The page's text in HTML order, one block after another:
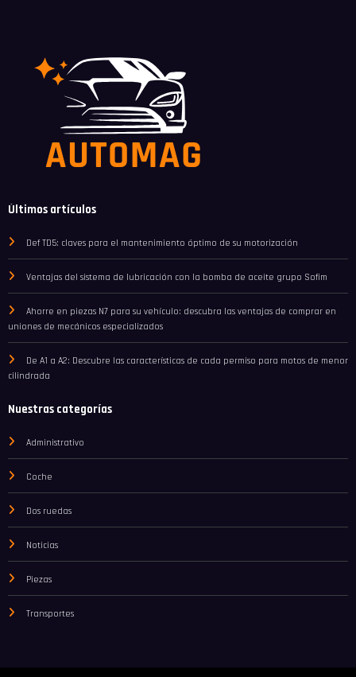
Últimos artículos
Def TD5: claves para el mantenimiento óptimo de su motorización
Ventajas del sistema de lubricación con la bomba de aceite grupo Sofim
Ahorre en piezas N7 para su vehículo: descubra las ventajas de comprar en
uniones de mecánicos especializados
De A1 a A2: Descubre las características de cada permiso para motos de menor
cilindrada
Nuestras categorías
Administrativo
Coche
Dos ruedas
Noticias
Piezas
Transportes